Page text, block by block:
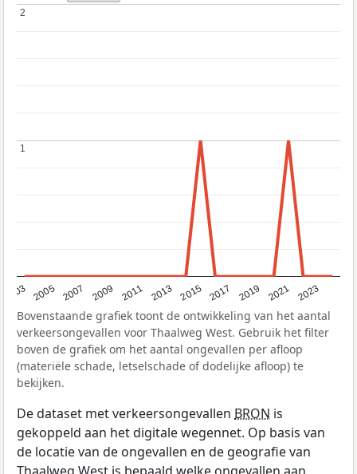
2003 2005 2007 2009 2011 2013 2015 2017 2019 2021 2023
1
1
2
2
Bovenstaande grafiek toont de ontwikkeling van het aantal
verkeersongevallen voor Thaalweg West. Gebruik het filter
boven de grafiek om het aantal ongevallen per afloop
(materiële schade, letselschade of dodelijke afloop) te
bekijken.
De dataset met verkeersongevallen BRON is
gekoppeld aan het digitale wegennet. Op basis van
de locatie van de ongevallen en de geografie van